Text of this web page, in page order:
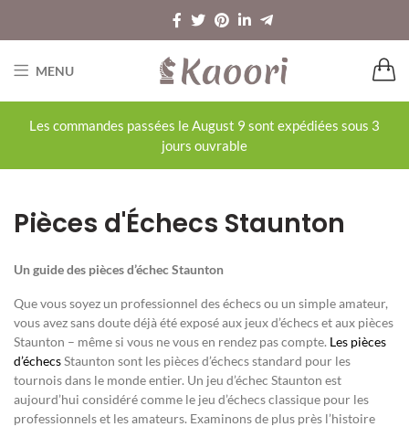
MENU
Les commandes passées le August 9 sont expédiées sous 3
jours ouvrable
Pièces d'Échecs Staunton
Un guide des pièces d’échec Staunton
Que vous soyez un professionnel des échecs ou un simple amateur,
vous avez sans doute déjà été exposé aux jeux d’échecs et aux pièces
Staunton – même si vous ne vous en rendez pas compte. Les pièces
d’échecsStaunton sont les pièces d’échecs standard pour les
tournois dans le monde entier. Un jeu d’échec Staunton est
aujourd’hui considéré comme le jeu d’échecs classique pour les
professionnels et les amateurs. Examinons de plus près l’histoire